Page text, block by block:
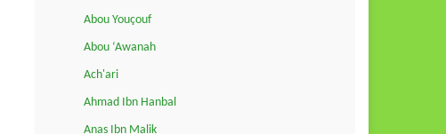
Abou Youçouf
Abou ‘Awanah
Ach'ari
Ahmad Ibn Hanbal
Anas Ibn Malik